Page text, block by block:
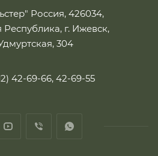
Россия, 426034,
Республика, г. Ижевск,
304
42-69-66, 42-69-55